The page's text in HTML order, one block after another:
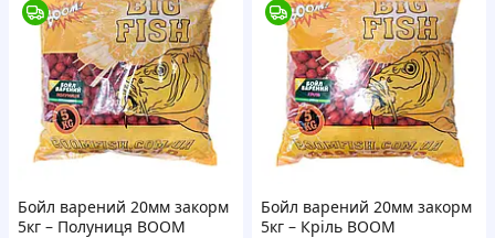
Бойл варений 20мм закорм
5кг – Полуниця BOOM
Бойл варений 20мм закорм
5кг – Кріль BOOM